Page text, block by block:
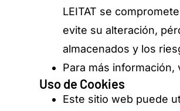
LEITAT se
evite su alteración,
almacenados y los
Para más información,
Uso de Cookies
Este sitio web puede